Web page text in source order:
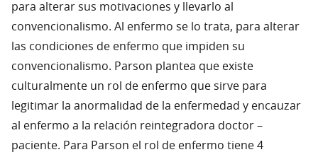
para alterar sus motivaciones y llevarlo al
convencionalismo. Al enfermo se lo trata, para alterar
las condiciones de enfermo que impiden su
convencionalismo. Parson plantea que existe
culturalmente un rol de enfermo que sirve para
legitimar la anormalidad de la enfermedad y encauzar
al enfermo a la relación reintegradora doctor –
paciente. Para Parson el rol de enfermo tiene 4